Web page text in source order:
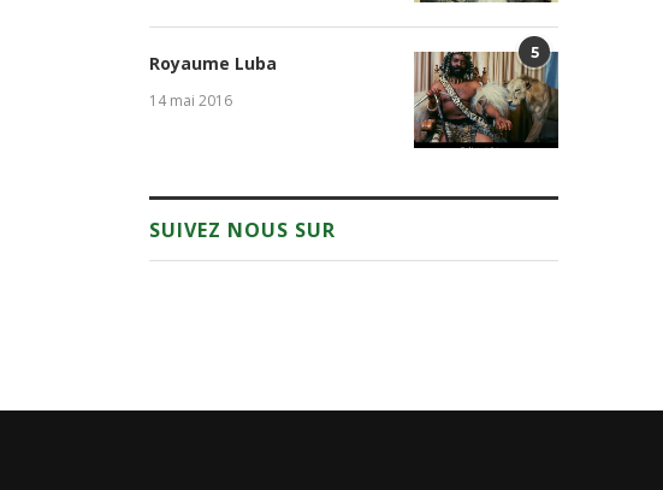
5
Royaume Luba
14 mai 2016
SUIVEZ NOUS SUR